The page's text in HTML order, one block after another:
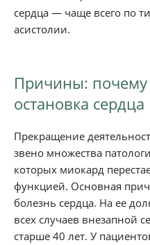
сердца — чаще всего по
асистолии.
Причины: почему
остановка сердца
Прекращение
звено множества
которых миокард
функцией. Основная
болезнь сердца. На ее
всех случаев внезапной
старше 40 лет. У